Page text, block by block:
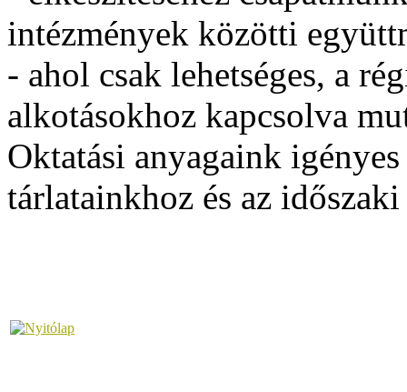
intézmények közötti
- ahol csak lehetséges, a
alkotásokhoz kapcsolva
Oktatási anyagaink
tárlatainkhoz és az